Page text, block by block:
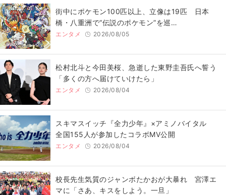
街中にポケモン100匹以上、立像は19匹 日本
橋・八重洲で“伝説のポケモン”を巡…
エンタメ 2026/08/05
松村北斗と今田美桜、急逝した東野圭吾氏へ誓う
「多くの方へ届けていけたら」
エンタメ 2026/08/04
スキマスイッチ『全力少年』×アミノバイタル
全国155人が参加したコラボMV公開
エンタメ 2026/08/04
校長先生気質のジャンボたかおが大暴れ 宮澤エ
マに「さあ、キスをしよう。一旦」